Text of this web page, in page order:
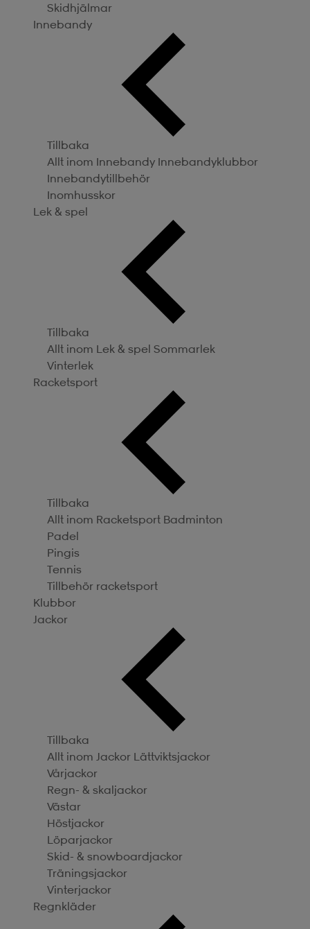
Skidhjälmar
Innebandy
Tillbaka
Allt inom Innebandy Innebandyklubbor
Innebandytillbehör
Inomhusskor
Lek & spel
Tillbaka
Allt inom Lek & spel Sommarlek
Vinterlek
Racketsport
Tillbaka
Allt inom Racketsport Badminton
Padel
Pingis
Tennis
Tillbehör racketsport
Klubbor
Jackor
Tillbaka
Allt inom Jackor Lättviktsjackor
Vårjackor
Regn- & skaljackor
Västar
Höstjackor
Löparjackor
Skid- & snowboardjackor
Träningsjackor
Vinterjackor
Regnkläder